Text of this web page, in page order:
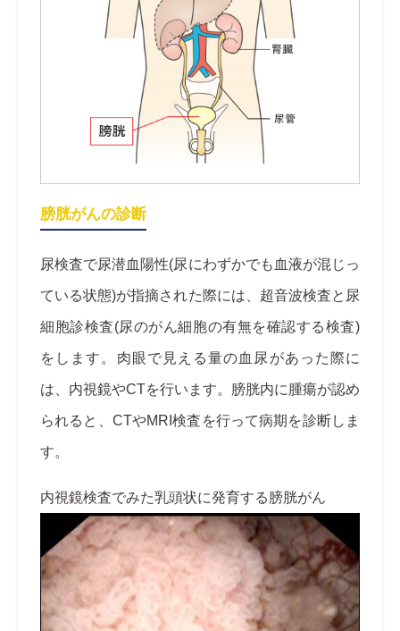
膀胱がんの診断
尿検査で尿潜血陽性(尿にわずかでも血液が混じっ
ている状態)が指摘された際には、超音波検査と尿
細胞診検査(尿のがん細胞の有無を確認する検査)
をします。肉眼で見える量の血尿があった際に
は、内視鏡やCTを行います。膀胱内に腫瘍が認め
られると、CTやMRI検査を行って病期を診断しま
す。
内視鏡検査でみた乳頭状に発育する膀胱がん